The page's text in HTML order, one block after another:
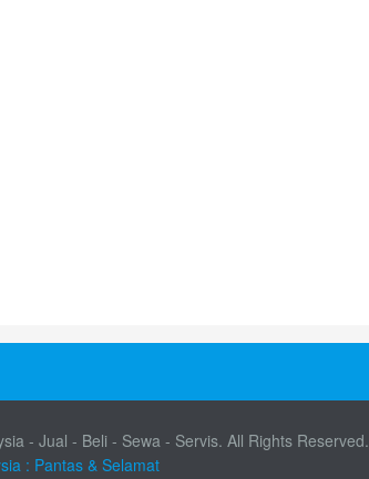
- Jual - Beli - Sewa - Servis. All Rights Reserved.
: Pantas & Selamat